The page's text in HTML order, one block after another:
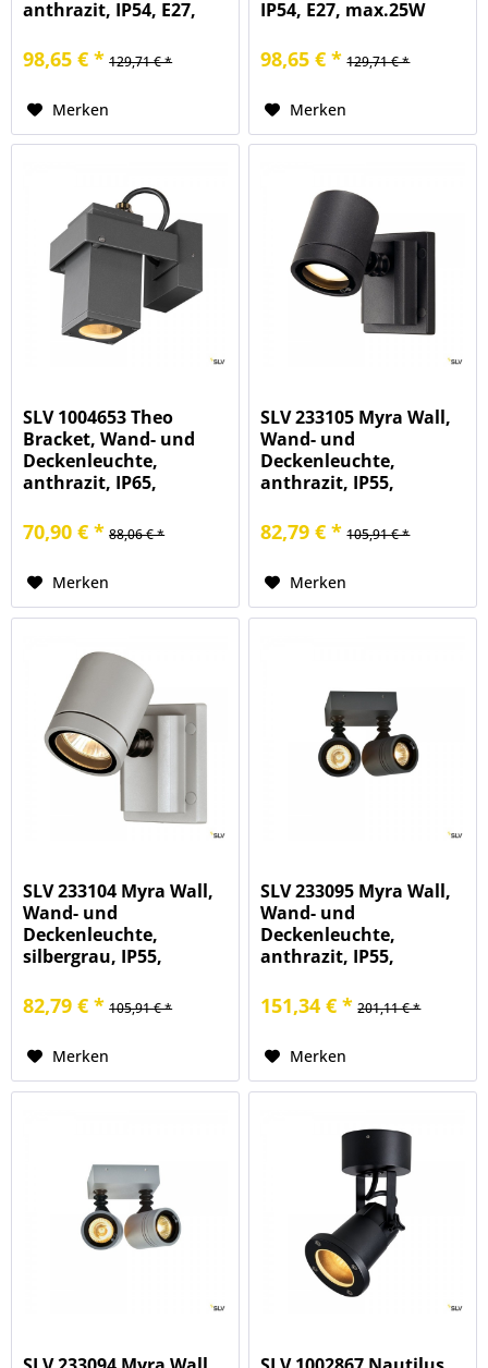
anthrazit, IP54, E27,
98,65 € * 129,71 € *
Merken
IP54, E27, max.25W
98,65 € * 129,71 € *
Merken
SLV 1004653 Theo
Bracket, Wand- und
Deckenleuchte,
anthrazit, IP65,
70,90 € * 88,06 € *
Merken
SLV 233105 Myra Wall,
Wand- und
Deckenleuchte,
anthrazit, IP55,
max.50W
82,79 € * 105,91 € *
Merken
SLV 233104 Myra Wall,
Wand- und
Deckenleuchte,
silbergrau, IP55,
max.50W
82,79 € * 105,91 € *
Merken
SLV 233095 Myra Wall,
Wand- und
Deckenleuchte,
anthrazit, IP55,
max.2x50W
151,34 € * 201,11 € *
Merken